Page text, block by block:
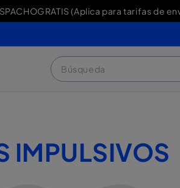
(Aplica para tarifas de
+ 56 9 3460 4429 o al 800
Búsqueda
IMPULSIVOS